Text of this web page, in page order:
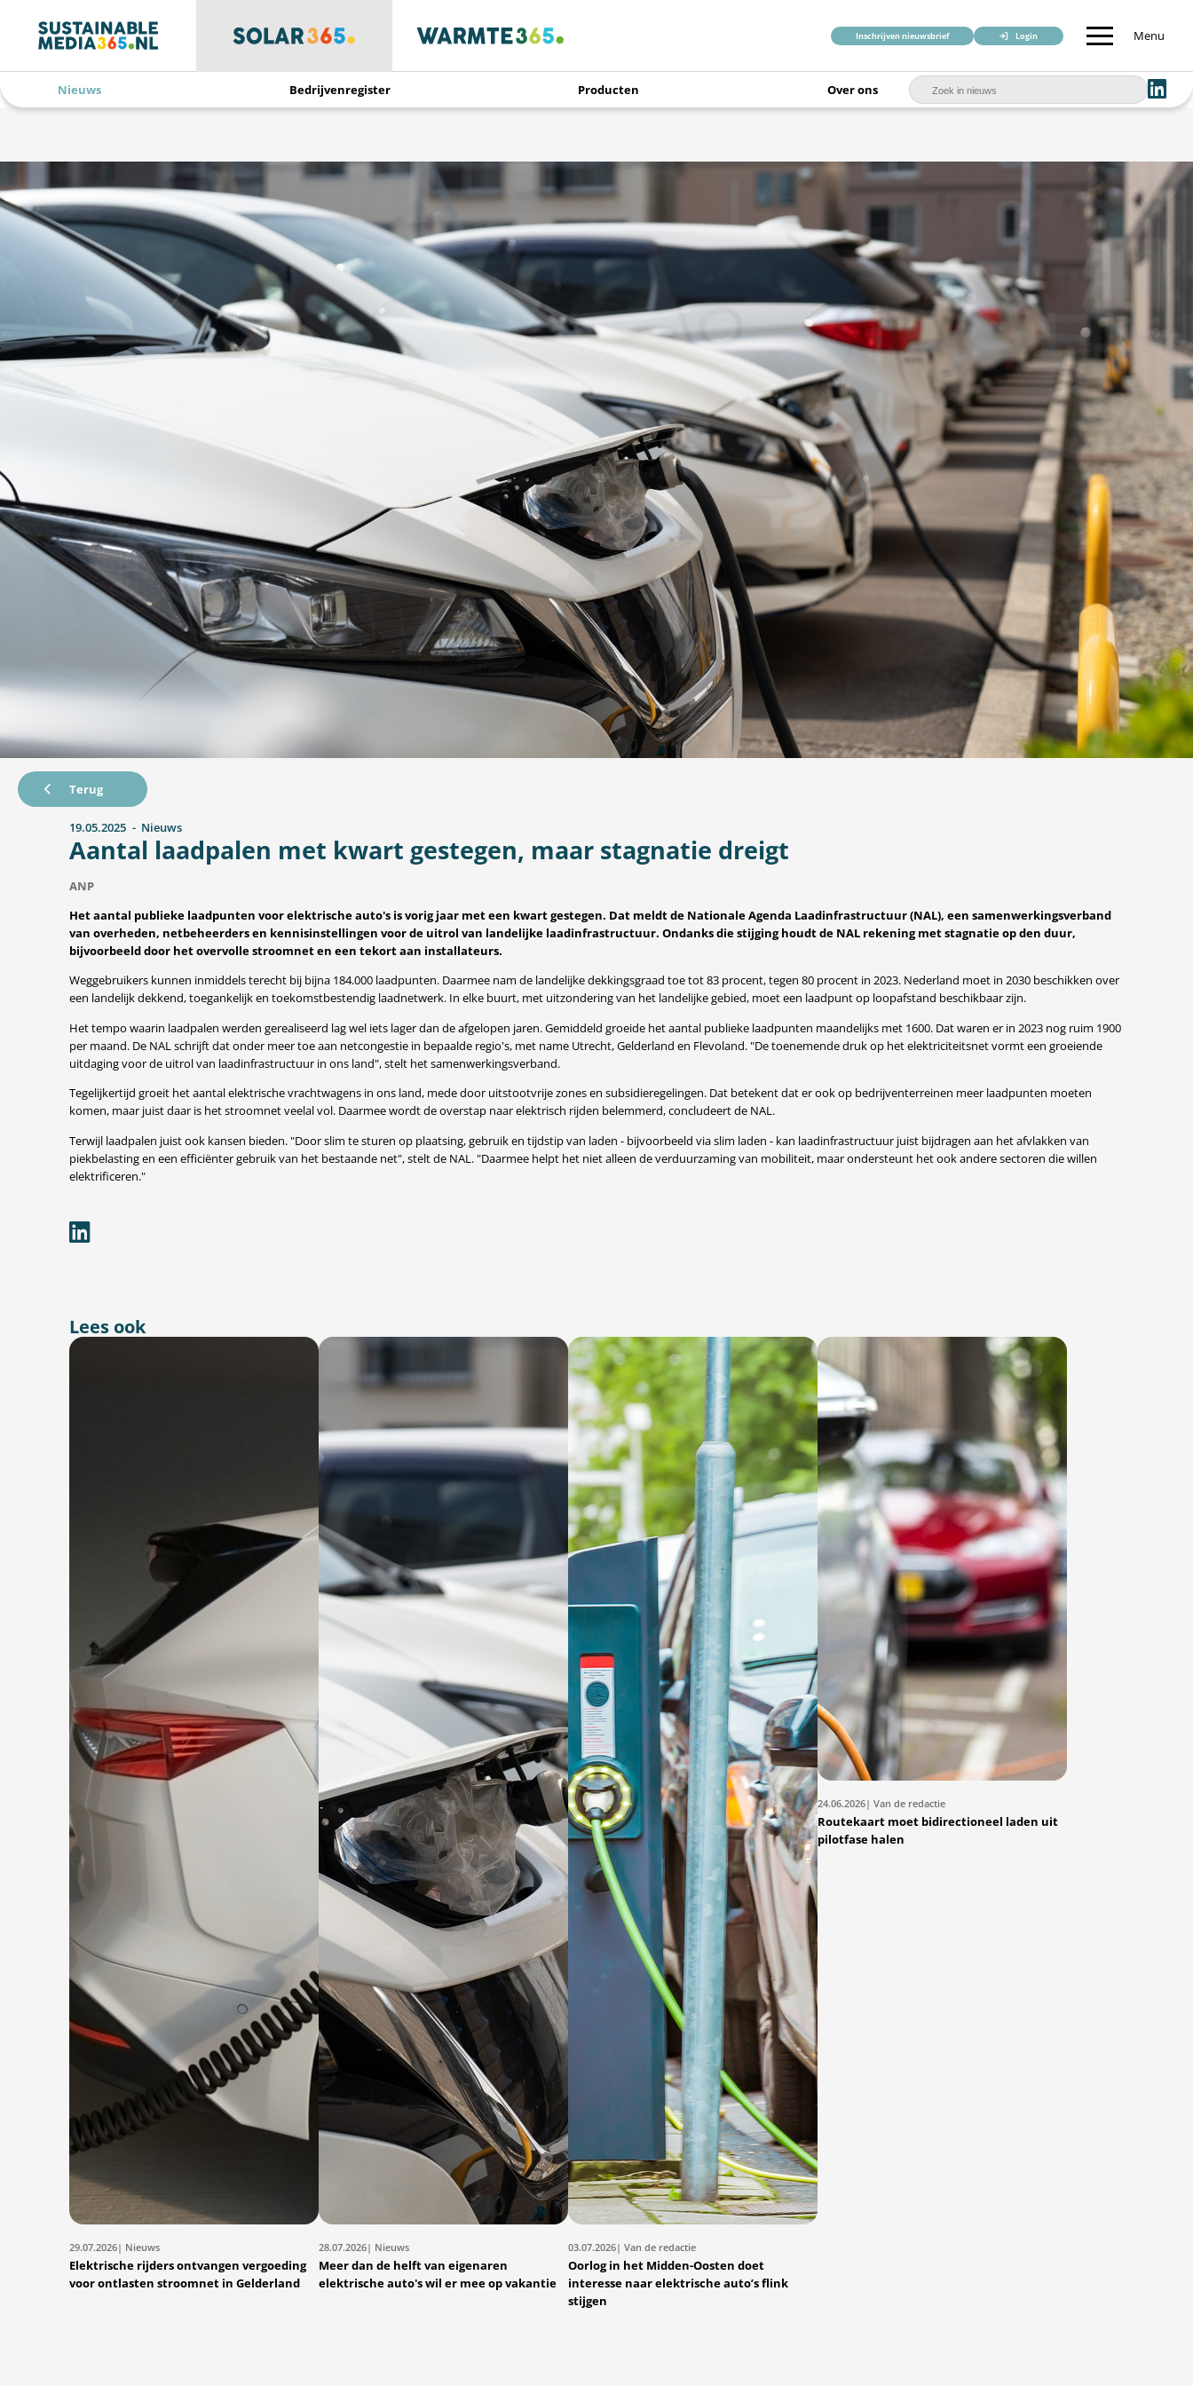
Inschrijven nieuwsbrief Login Menu
Nieuws Bedrijvenregister Producten Over ons
Aantal laadpalen met kwart gestegen, maar stagnatie dreigt
Terug
19.05.2025 Nieuws
ANP
Het aantal publieke laadpunten voor elektrische auto's is vorig jaar met een kwart gestegen. Dat meldt de Nationale Agenda Laadinfrastructuur (NAL), een samenwerkingsverband
van overheden, netbeheerders en kennisinstellingen voor de uitrol van landelijke laadinfrastructuur. Ondanks die stijging houdt de NAL rekening met stagnatie op den duur,
bijvoorbeeld door het overvolle stroomnet en een tekort aan installateurs.
Weggebruikers kunnen inmiddels terecht bij bijna 184.000 laadpunten. Daarmee nam de landelijke dekkingsgraad toe tot 83 procent, tegen 80 procent in 2023. Nederland moet in 2030 beschikken over
een landelijk dekkend, toegankelijk en toekomstbestendig laadnetwerk. In elke buurt, met uitzondering van het landelijke gebied, moet een laadpunt op loopafstand beschikbaar zijn.
Het tempo waarin laadpalen werden gerealiseerd lag wel iets lager dan de afgelopen jaren. Gemiddeld groeide het aantal publieke laadpunten maandelijks met 1600. Dat waren er in 2023 nog ruim 1900
per maand. De NAL schrijft dat onder meer toe aan netcongestie in bepaalde regio's, met name Utrecht, Gelderland en Flevoland. "De toenemende druk op het elektriciteitsnet vormt een groeiende
uitdaging voor de uitrol van laadinfrastructuur in ons land", stelt het samenwerkingsverband.
Tegelijkertijd groeit het aantal elektrische vrachtwagens in ons land, mede door uitstootvrije zones en subsidieregelingen. Dat betekent dat er ook op bedrijventerreinen meer laadpunten moeten
komen, maar juist daar is het stroomnet veelal vol. Daarmee wordt de overstap naar elektrisch rijden belemmerd, concludeert de NAL.
Terwijl laadpalen juist ook kansen bieden. "Door slim te sturen op plaatsing, gebruik en tijdstip van laden - bijvoorbeeld via slim laden - kan laadinfrastructuur juist bijdragen aan het afvlakken van
piekbelasting en een efficiënter gebruik van het bestaande net", stelt de NAL. "Daarmee helpt het niet alleen de verduurzaming van mobiliteit, maar ondersteunt het ook andere sectoren die willen
elektrificeren."
Lees ook
29.07.2026| Nieuws
Elektrische rijders ontvangen vergoeding
voor ontlasten stroomnet in Gelderland
28.07.2026| Nieuws
Meer dan de helft van eigenaren
elektrische auto's wil er mee op vakantie
03.07.2026| Van de redactie
Oorlog in het Midden-Oosten doet
interesse naar elektrische auto’s flink
stijgen
24.06.2026| Van de redactie
Routekaart moet bidirectioneel laden uit
pilotfase halen